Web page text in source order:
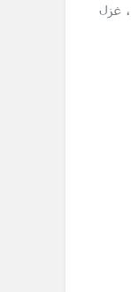
، غزل